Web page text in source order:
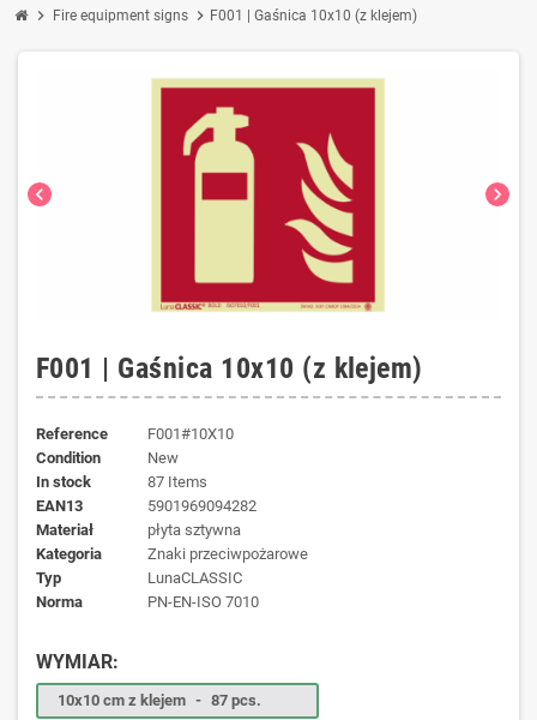
chevron_right Fire equipment signs chevron_right F001 | Gaśnica 10x10 (z klejem)
chevron_left chevron_right
F001 | Gaśnica 10x10 (z klejem)
Reference
F001#10X10
Condition
New
In stock
87 Items
EAN13
5901969094282
materiał
płyta sztywna
kategoria
Znaki przeciwpożarowe
typ
LunaCLASSIC
norma
PN-EN-ISO 7010
WYMIAR:
10x10 cm z klejem - 87 pcs.